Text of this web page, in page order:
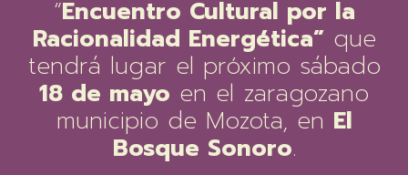
“Encuentro Cultural por la
Racionalidad Energética”que
tendrá lugar el próximo sábado
18 de mayo en el zaragozano
municipio de Mozota, en El
Bosque Sonoro.